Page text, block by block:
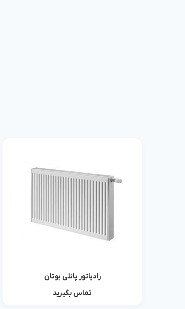
اطلاعات بیشتر
رادیاتور پانلی بوتان
تماس بگیرید